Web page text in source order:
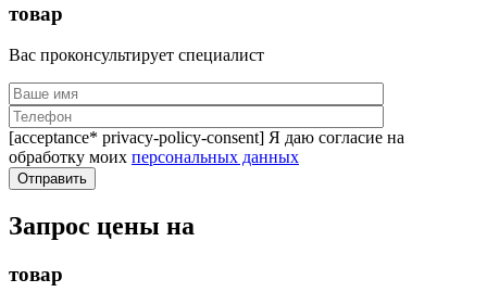
товар
Вас проконсультирует специалист
[acceptance* privacy-policy-consent] Я даю согласие на
обработку моих персональных данных
Запрос цены на
товар